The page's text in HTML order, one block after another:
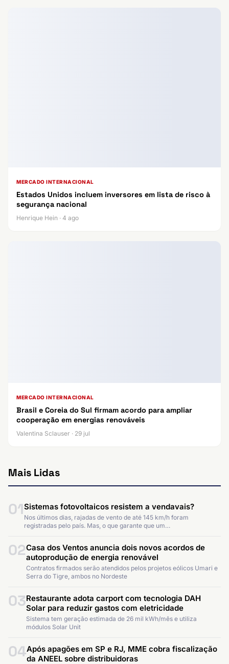
MERCADO INTERNACIONAL
Estados Unidos incluem inversores em lista de risco à
segurança nacional
Henrique Hein · 4 ago
MERCADO INTERNACIONAL
Brasil e Coreia do Sul firmam acordo para ampliar
cooperação em energias renováveis
Valentina Sclauser · 29 jul
Mais Lidas
01Sistemas fotovoltaicos resistem a vendavais?
Nos últimos dias, rajadas de vento de até 145 km/h foram
registradas pelo país. Mas, o que garante que um…
02Casa dos Ventos anuncia dois novos acordos de
autoprodução de energia renovável
Contratos firmados serão atendidos pelos projetos eólicos Umari e
Serra do Tigre, ambos no Nordeste
03Restaurante adota carport com tecnologia DAH
Solar para reduzir gastos com eletricidade
Sistema tem geração estimada de 26 mil kWh/mês e utiliza
módulos Solar Unit
04Após apagões em SP e RJ, MME cobra fiscalização
da ANEEL sobre distribuidoras